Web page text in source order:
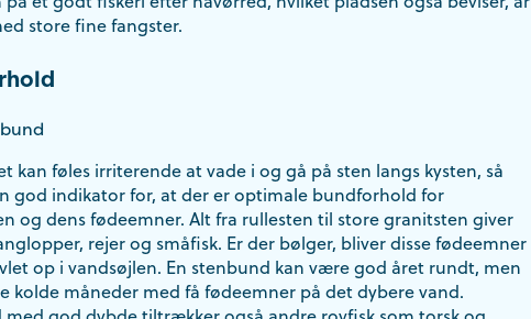
store fine fangster.
kan føles irriterende at vade i og gå på sten langs kysten, så
god indikator for, at der er optimale bundforhold for
og dens fødeemner. Alt fra rullesten til store granitsten giver
rejer og småfisk. Er der bølger, bliver disse fødeemner
op i vandsøjlen. En stenbund kan være god året rundt, men
kolde måneder med få fødeemner på det dybere vand.